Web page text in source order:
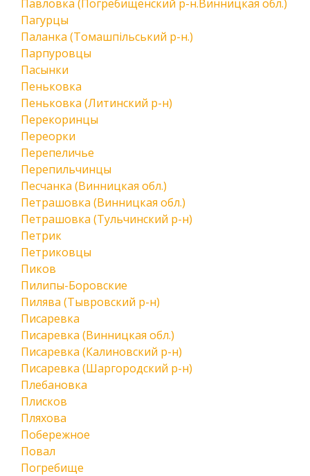
Павловка (Погребищенский р-н.Винницкая обл.)
Пагурцы
Паланка (Томашпільський р-н.)
Парпуровцы
Пасынки
Пеньковка
Пеньковка (Литинский р-н)
Перекоринцы
Переорки
Перепеличье
Перепильчинцы
Песчанка (Винницкая обл.)
Петрашовка (Винницкая обл.)
Петрашовка (Тульчинский р-н)
Петрик
Петриковцы
Пиков
Пилипы-Боровские
Пилява (Тывровский р-н)
Писаревка
Писаревка (Винницкая обл.)
Писаревка (Калиновский р-н)
Писаревка (Шаргородский р-н)
Плебановка
Плисков
Пляхова
Побережное
Повал
Погребище